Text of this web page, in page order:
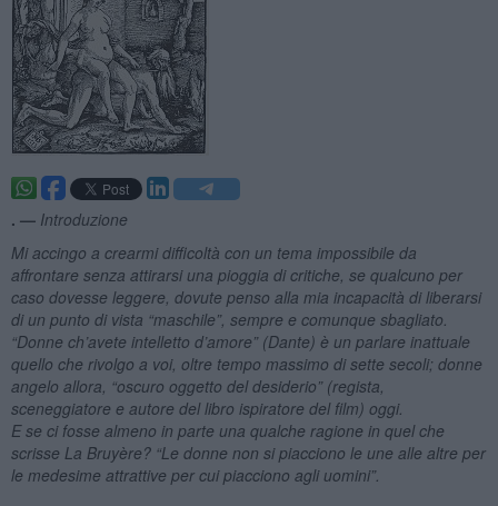
. — Introduzione
Mi accingo a crearmi difficoltà con un tema impossibile da
affrontare senza attirarsi una pioggia di critiche, se qualcuno per
caso dovesse leggere, dovute penso alla mia incapacità di liberarsi
di un punto di vista “maschile”, sempre e comunque sbagliato.
“Donne ch’avete intelletto d’amore” (Dante) è un parlare inattuale
quello che rivolgo a voi, oltre tempo massimo di sette secoli; donne
angelo allora, “oscuro oggetto del desiderio” (regista,
sceneggiatore e autore del libro ispiratore del film) oggi.
E se ci fosse almeno in parte una qualche ragione in quel che
scrisse La Bruyère? “Le donne non si piacciono le une alle altre per
le medesime attrattive per cui piacciono agli uomini”.